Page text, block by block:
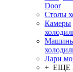
Door
Столы
Камеры
Лари
+ ЕЩЕ